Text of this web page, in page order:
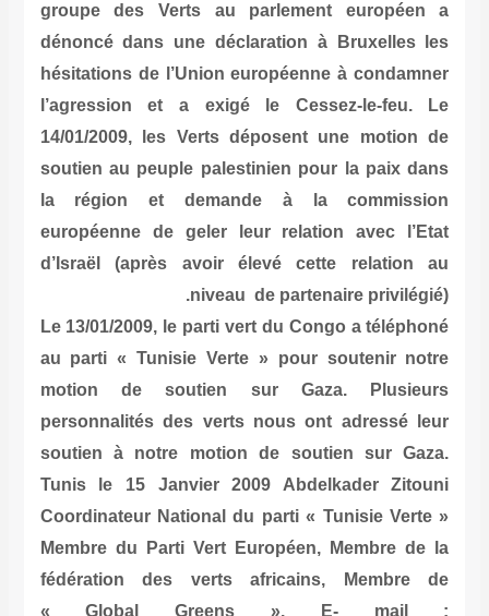
groupe des Verts au parlement européen a
dénoncé dans une déclaration à Bruxelles les
hésitations de l’Union européenne à condamner
l’agression et a exigé le Cessez-le-feu. Le
14/01/2009, les Verts déposent une motion de
soutien au peuple palestinien pour la paix dans
la région et demande à la commission
européenne de geler leur relation avec l’Etat
d’Israël (après avoir élevé cette relation au
niveau de partenaire privilégié).
Le 13/01/2009, le parti vert du Congo a téléphoné
au parti « Tunisie Verte » pour soutenir notre
motion de soutien sur Gaza. Plusieurs
personnalités des verts nous ont adressé leur
soutien à notre motion de soutien sur Gaza.
Tunis le 15 Janvier 2009 Abdelkader Zitouni
Coordinateur National du parti « Tunisie Verte »
Membre du Parti Vert Européen, Membre de la
fédération des verts africains, Membre de
« Global Greens ». E- mail :